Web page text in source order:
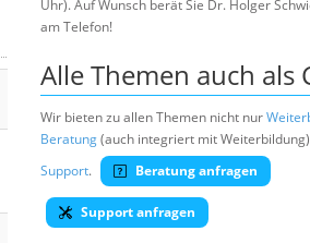
Uhr). Auf Wunsch berät Sie Dr. Holger
am Telefon!
Alle Themen auch als
Wir bieten zu allen Themen nicht nur
Beratung(auch integriert mit
Support. Beratung anfragen
Support anfragen